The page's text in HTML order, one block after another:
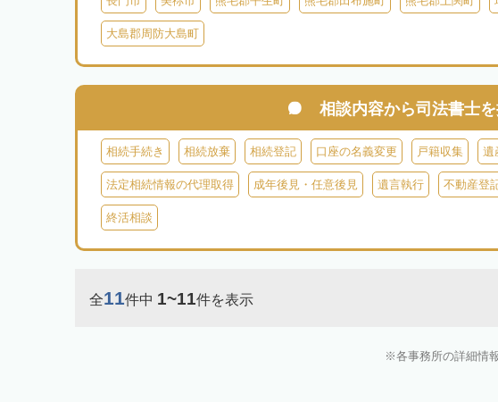
大島郡周防大島町
相談内容から司法書士
相続手続き 相続放棄 相続登記 口座の名義変更 戸籍収集 遺
法定相続情報の代理取得 成年後見・任意後見 遺言執行 不動産登
終活相談
全11件中 1~11件を表示
各事務所の詳細情